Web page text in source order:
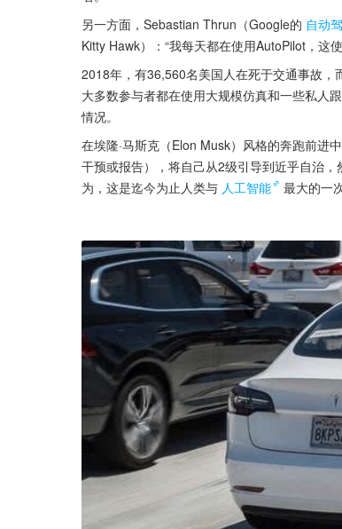
另一方面，Sebastian Thrun（Google的 自动
Kitty Hawk）：“我每天都在使用AutoPilot，
2018年，有36,560名美国人在死于交通事故
大多数参与者都在使用大规模仿真和一些私人
情况。
在埃隆·马斯克（Elon Musk）风格的奔跑前进
干预或报告），将自己从2级引导到近乎自治，
为，这是迄今为止人类与 人工智能 最大的一